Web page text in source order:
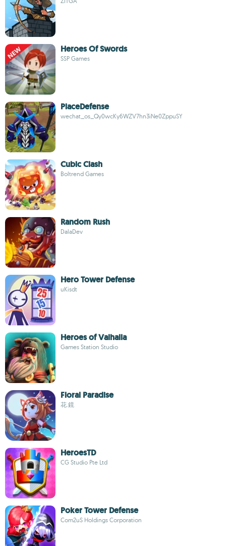
Heroes Of Swords
SSP Games
PlaceDefense
wechat_os_Qy0wcKy6WZV7hn3iNe0ZppuSY
Cubic Clash
Boltrend Games
Random Rush
DalaDev
Hero Tower Defense
uKisdt
Heroes of Valhalla
Games Station Studio
Floral Paradise
花.鏡
HeroesTD
CG Studio Pte Ltd
Poker Tower Defense
Com2uS Holdings Corporation